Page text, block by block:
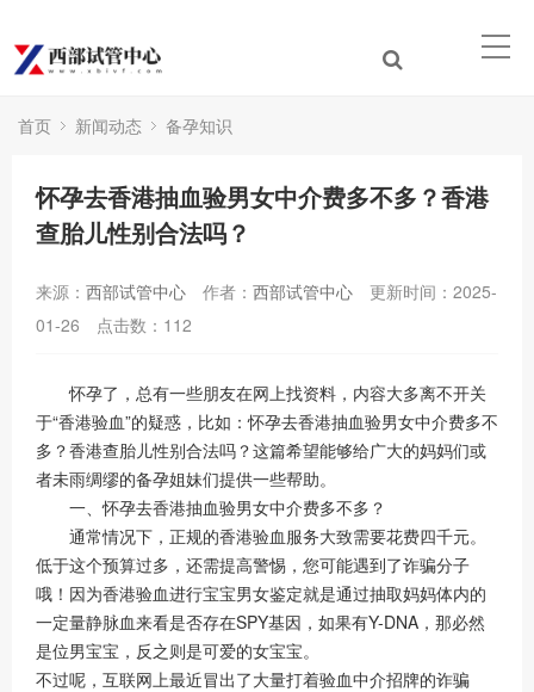
首页 新闻动态 备孕知识
怀孕去香港抽血验男女中介费多不多？香港
查胎儿性别合法吗？
来源： 西部试管中心 作者： 西部试管中心
更新时间：2025-
01-26
点击数： 112
怀孕了，总有一些朋友在网上找资料，内容大多离不开关
于“香港验血”的疑惑，比如：怀孕去香港抽血验男女中介费多不
多？香港查胎儿性别合法吗？这篇希望能够给广大的妈妈们或
者未雨绸缪的备孕姐妹们提供一些帮助。
一、怀孕去香港抽血验男女中介费多不多？
通常情况下，正规的香港验血服务大致需要花费四千元。
低于这个预算过多，还需提高警惕，您可能遇到了诈骗分子
哦！因为香港验血进行宝宝男女鉴定就是通过抽取妈妈体内的
一定量静脉血来看是否存在SPY基因，如果有Y-DNA，那必然
是位男宝宝，反之则是可爱的女宝宝。
不过呢，互联网上最近冒出了大量打着验血中介招牌的诈骗